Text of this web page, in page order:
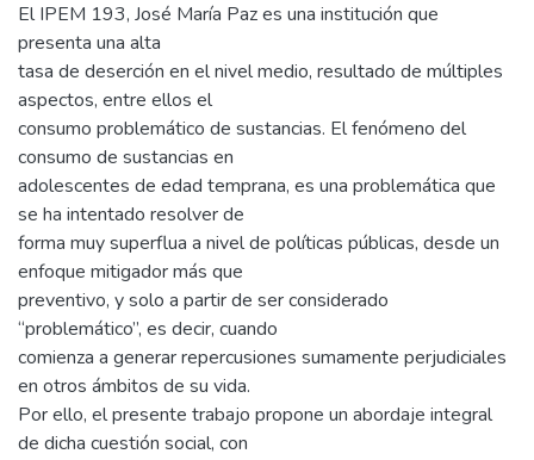
El IPEM 193, José María Paz es una institución que
presenta una alta
tasa de deserción en el nivel medio, resultado de múltiples
aspectos, entre ellos el
consumo problemático de sustancias. El fenómeno del
consumo de sustancias en
adolescentes de edad temprana, es una problemática que
se ha intentado resolver de
forma muy superflua a nivel de políticas públicas, desde un
enfoque mitigador más que
preventivo, y solo a partir de ser considerado
“problemático”, es decir, cuando
comienza a generar repercusiones sumamente perjudiciales
en otros ámbitos de su vida.
Por ello, el presente trabajo propone un abordaje integral
de dicha cuestión social, con